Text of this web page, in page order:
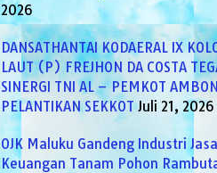
2026
DANSATHANTAI KODAERAL IX
LAUT (P) FREJHON DA COSTA
SINERGI TNI AL – PEMKOT
PELANTIKAN SEKKOT Juli 21, 2026
OJK Maluku Gandeng Industri Jasa
Keuangan Tanam Pohon